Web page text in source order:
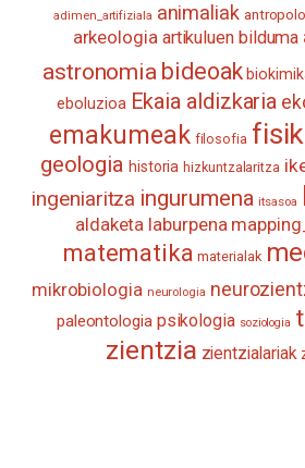
adimen_artifiziala animaliak
arkeologia artikuluen bilduma
astronomia bideoak
eboluzioa Ekaia aldizkaria
emakumeak filosofia
geologia historia hizkuntzalaritza
ingeniaritza ingurumena itsasoa
aldaketa laburpena
matematika materialak
mikrobiologia neurologia
paleontologia psikologia soziologia
zientzia zientzialariak